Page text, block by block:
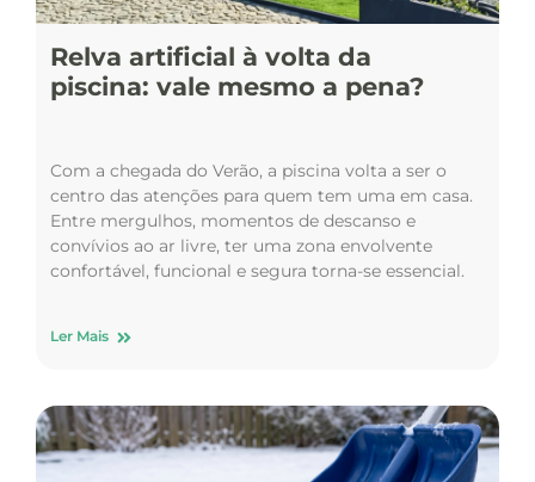
Relva artificial à volta da
piscina: vale mesmo a pena?
Com a chegada do Verão, a piscina volta a ser o
centro das atenções para quem tem uma em casa.
Entre mergulhos, momentos de descanso e
convívios ao ar livre, ter uma zona envolvente
confortável, funcional e segura torna-se essencial.
Ler Mais